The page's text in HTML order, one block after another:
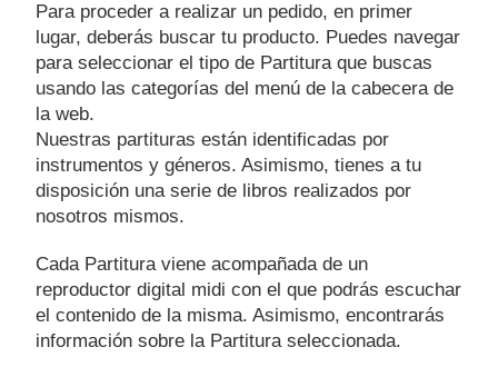
Para proceder a realizar un pedido, en primer
lugar, deberás buscar tu producto. Puedes navegar
para seleccionar el tipo de Partitura que buscas
usando las categorías del menú de la cabecera de
la web.
Nuestras partituras están identificadas por
instrumentos y géneros. Asimismo, tienes a tu
disposición una serie de libros realizados por
nosotros mismos.
Cada Partitura viene acompañada de un
reproductor digital midi con el que podrás escuchar
el contenido de la misma. Asimismo, encontrarás
información sobre la Partitura seleccionada.